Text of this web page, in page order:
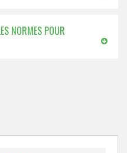
NORMES POUR